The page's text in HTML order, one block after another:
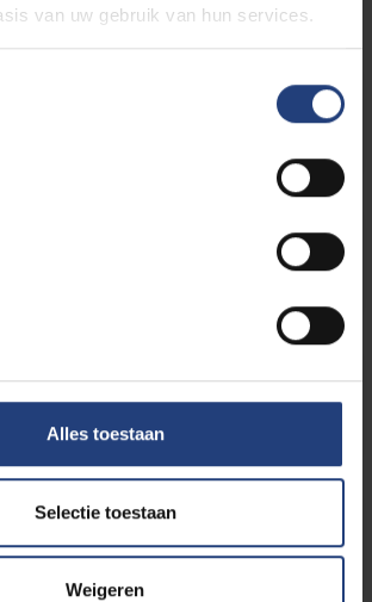
van uw gebruik van hun services.
Alles toestaan
Selectie toestaan
Weigeren
berekenen
overheid